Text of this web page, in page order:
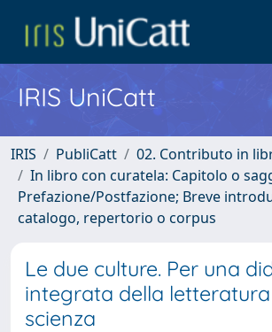
IRIS UniCatt
IRIS PubliCatt
02. Contributo in
In libro con curatela: Capitolo o
Prefazione/Postfazione; Breve
catalogo, repertorio o corpus
Le due culture. Per una
integrata della
scienza